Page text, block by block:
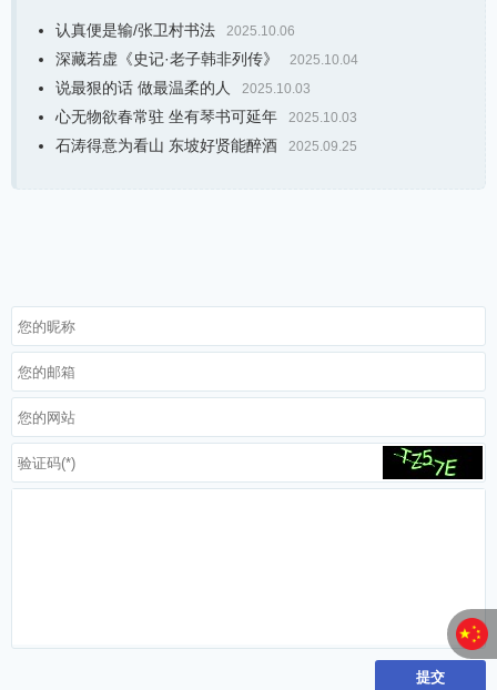
认真便是输/张卫村书法 2025.10.06
深藏若虚《史记·老子韩非列传》 2025.10.04
说最狠的话 做最温柔的人 2025.10.03
心无物欲春常驻 坐有琴书可延年 2025.10.03
石涛得意为看山 东坡好贤能醉酒 2025.09.25